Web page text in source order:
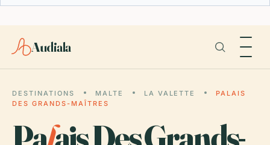
Audiala
DESTINATIONS MALTE LA VALETTE
PALAIS
DES GRANDS-MAÎTRES
Palais Des Grands-